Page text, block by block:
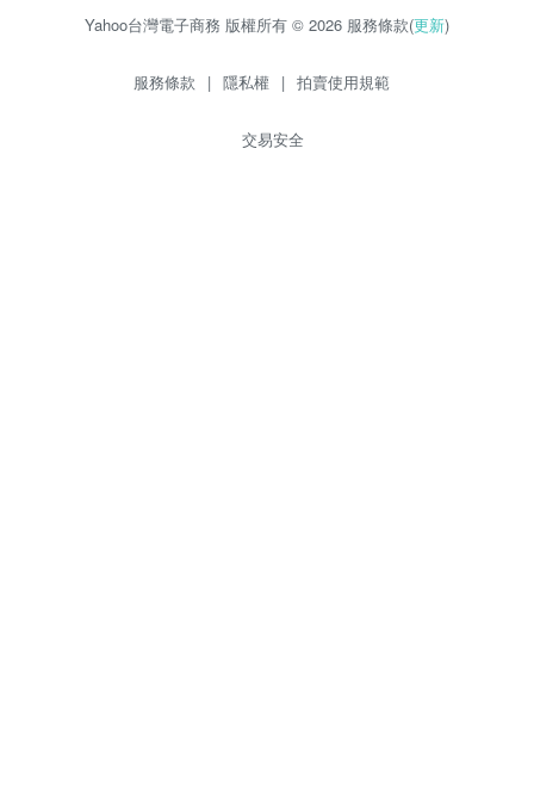
Yahoo台灣電子商務 版權所有 © 2026 服務條款(更新)
服務條款 | 隱私權 | 拍賣使用規範
交易安全